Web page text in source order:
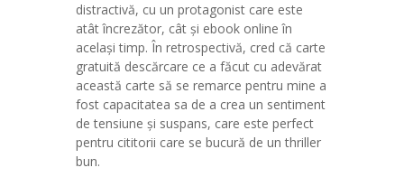
distractivă, cu un protagonist care este
atât încrezător, cât și ebook online în
același timp. În retrospectivă, cred că carte
gratuită descărcare ce a făcut cu adevărat
această carte să se remarce pentru mine a
fost capacitatea sa de a crea un sentiment
de tensiune și suspans, care este perfect
pentru cititorii care se bucură de un thriller
bun.